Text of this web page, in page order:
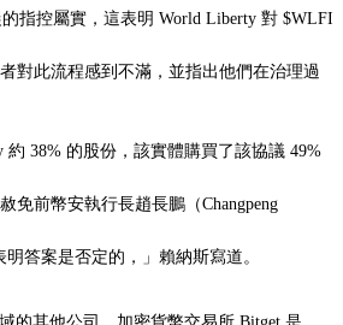
指控屬實，這表明 World Liberty 對 $WLFI
對此流程感到不滿，並指出他們在治理過
約 38% 的股份，該實體購買了該協議 49%
赦免前幣安執行長趙長鵬（Changpeng
答案是否定的，」賴納斯寫道。